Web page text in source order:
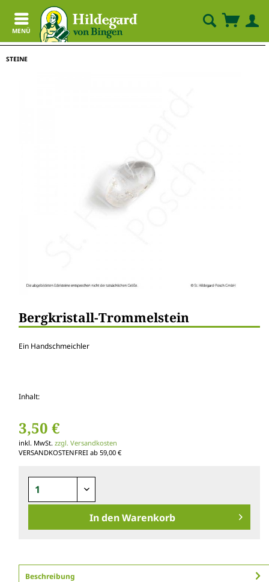
MENÜ
STEINE
Bergkristall-Trommelstein
Ein Handschmeichler
Inhalt:
3,50 €
inkl. MwSt. zzgl. Versandkosten
VERSANDKOSTENFREI ab 59,00 €
In den Warenkorb
Beschreibung